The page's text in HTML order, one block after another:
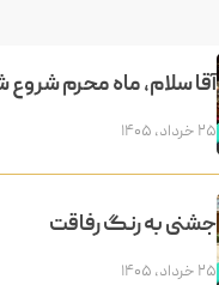
آقا سلام، ماه محرم شروع
۲۵ خرداد, ۱۴۰۵
جشنی به رنگ رفاقت
۲۵ خرداد, ۱۴۰۵